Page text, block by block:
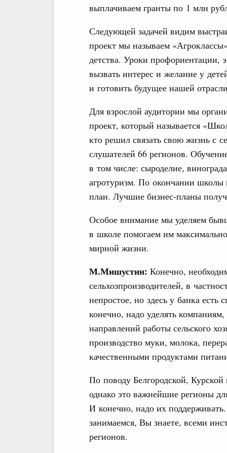
выплачиваем гранты по 1 млн
Следующей задачей видим
проект мы называем
детства. Уроки профориентации,
вызвать интерес и желание у
и готовить будущее нашей
Для взрослой аудитории мы
проект, который называется
кто решил связать свою жизнь с
слушателей 66 регионов.
в том числе: сыроделие,
агротуризм. По окончании
план. Лучшие бизнес-планы
Особое внимание мы уделяем
в школе помогаем им
мирной жизни.
М.Мишустин: Конечно,
сельхозпроизводителей, в
непростое, но здесь у банка
конечно, надо уделять
направлений работы сельского
производство муки, молока,
качественными продуктами
По поводу Белгородской,
однако это важнейшие регионы
И конечно, надо их
занимаемся, Вы знаете, всеми
регионов.